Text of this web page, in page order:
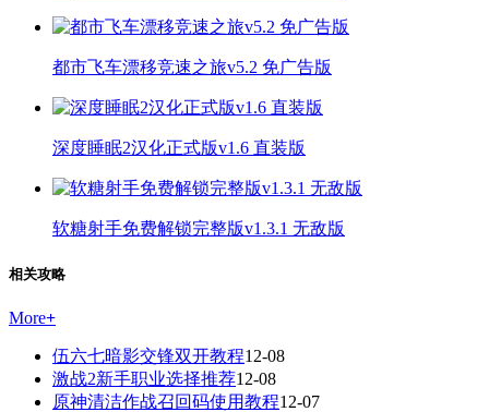
都市飞车漂移竞速之旅v5.2 免广告版
深度睡眠2汉化正式版v1.6 直装版
软糖射手免费解锁完整版v1.3.1 无敌版
相关攻略
More+
伍六七暗影交锋双开教程12-08
激战2新手职业选择推荐12-08
原神清洁作战召回码使用教程12-07